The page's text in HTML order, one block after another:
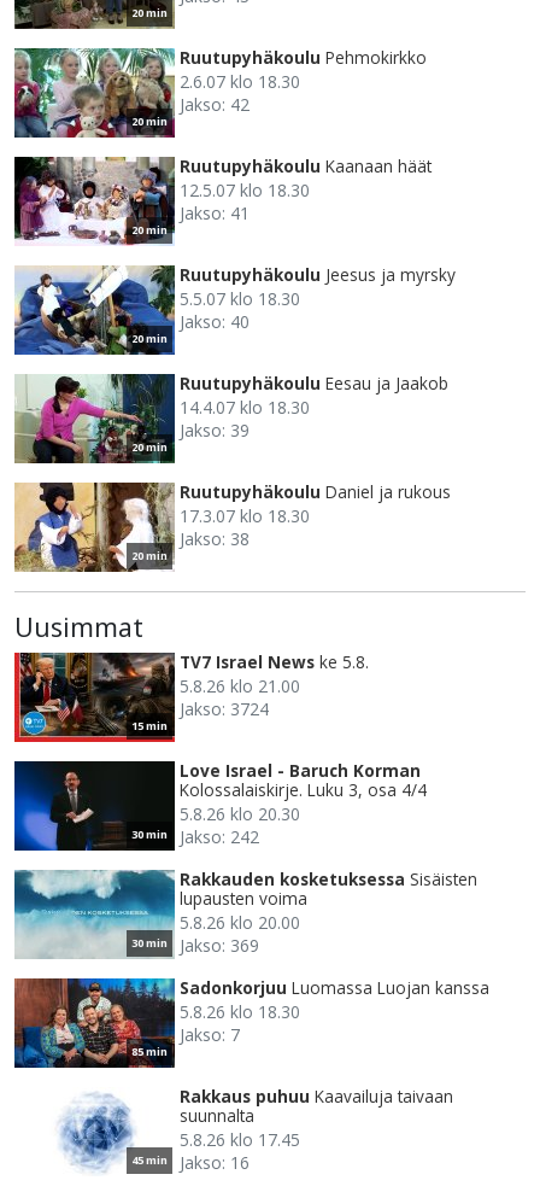
20 min
20 min
Ruutupyhäkoulu Pehmokirkko
2.6.07 klo 18.30
Jakso: 42
20 min
Ruutupyhäkoulu Kaanaan häät
12.5.07 klo 18.30
Jakso: 41
20 min
Ruutupyhäkoulu Jeesus ja myrsky
5.5.07 klo 18.30
Jakso: 40
20 min
Ruutupyhäkoulu Eesau ja Jaakob
14.4.07 klo 18.30
Jakso: 39
20 min
Ruutupyhäkoulu Daniel ja rukous
17.3.07 klo 18.30
Jakso: 38
Uusimmat
15 min
TV7 Israel News ke 5.8.
5.8.26 klo 21.00
Jakso: 3724
30 min
Love Israel - Baruch Korman
Kolossalaiskirje. Luku 3, osa 4/4
5.8.26 klo 20.30
Jakso: 242
30 min
Rakkauden kosketuksessa Sisäisten
lupausten voima
5.8.26 klo 20.00
Jakso: 369
85 min
Sadonkorjuu Luomassa Luojan kanssa
5.8.26 klo 18.30
Jakso: 7
45 min
Rakkaus puhuu Kaavailuja taivaan
suunnalta
5.8.26 klo 17.45
Jakso: 16